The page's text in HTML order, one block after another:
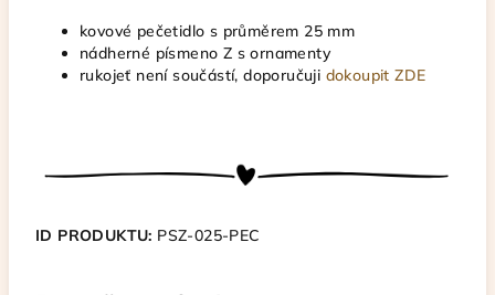
kovové pečetidlo s průměrem 25 mm
nádherné písmeno Z s ornamenty
rukojeť není součástí, doporučuji dokoupit ZDE
ID PRODUKTU: PSZ-025-PEC